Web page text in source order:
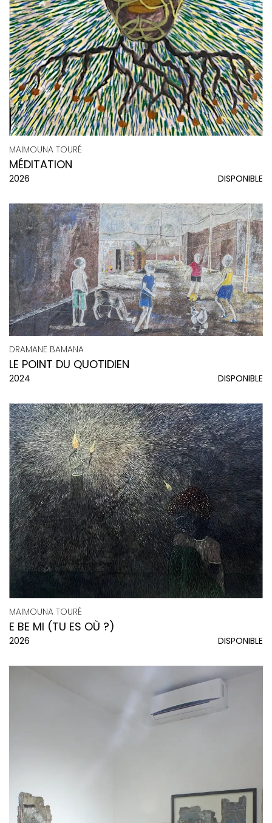
MAIMOUNA TOURÉ
MÉDITATION
2026 DISPONIBLE
DRAMANE BAMANA
LE POINT DU QUOTIDIEN
2024 DISPONIBLE
MAIMOUNA TOURÉ
E BE MI (TU ES OÙ ?)
2026 DISPONIBLE